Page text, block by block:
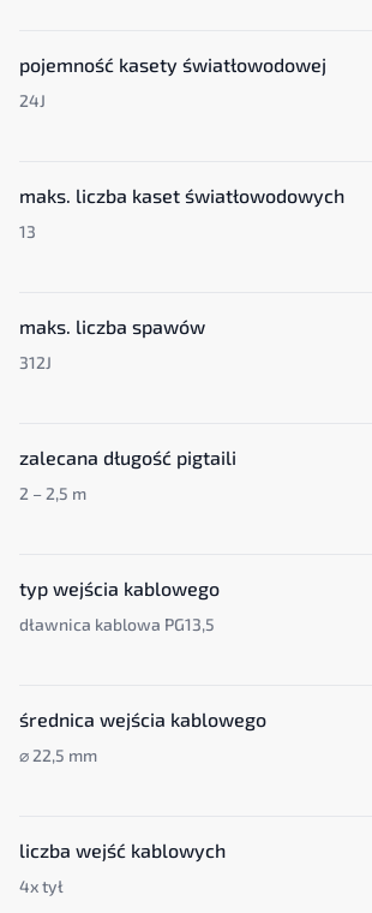
pojemność kasety światłowodowej
24J
maks. liczba kaset światłowodowych
13
maks. liczba spawów
312J
zalecana długość pigtaili
2 – 2,5 m
typ wejścia kablowego
dławnica kablowa PG13,5
średnica wejścia kablowego
⌀ 22,5 mm
liczba wejść kablowych
4x tył